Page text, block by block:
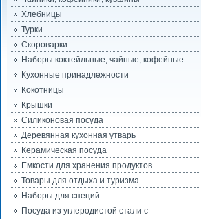
Хлебницы
Турки
Скороварки
Наборы коктейльные, чайные, кофейные
Кухонные принадлежности
Кокотницы
Крышки
Силиконовая посуда
Деревянная кухонная утварь
Керамическая посуда
Емкости для хранения продуктов
Товары для отдыха и туризма
Наборы для специй
Посуда из углеродистой стали с